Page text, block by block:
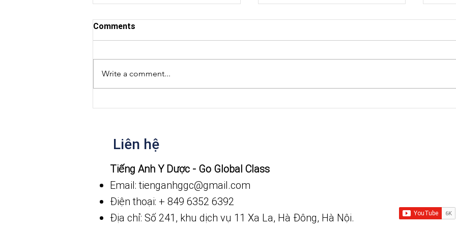
Niềm vui nho nhỏ
Comments
Write a comment...
Liên hệ
​Tiếng Anh Y Dược - Go Global Class
Email: tienganhggc@gmail.com
Điện thoại: + 849 6352 6392
Địa chỉ: Số 241, khu dịch vụ 11 Xa La, Hà Đông, Hà Nội.